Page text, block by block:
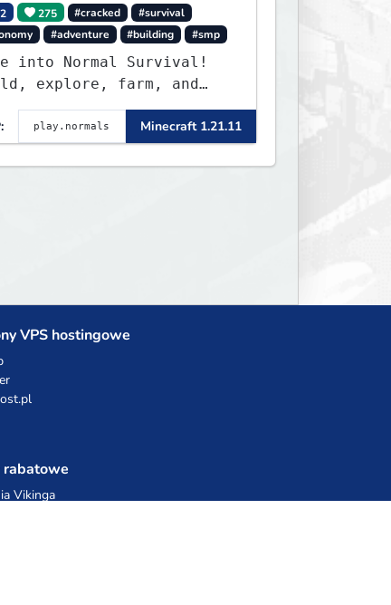
275 #cracked
#survival
#adventure #building #smp
into Normal Survival!
explore, farm, and
with a friendly
Enjoy weekly
new features, and
adventures!
Minecraft 1.21.11
VPS hostingowe
rabatowe
Vikinga